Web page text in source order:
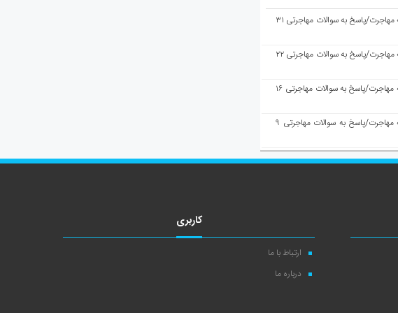
هفته‌نامه مهاجرت/پاسخ به سوالات مهاجرتی ۳۱
هفته‌نامه مهاجرت/پاسخ به سوالات مهاجرتی ۲۲
هفته‌نامه مهاجرت/پاسخ به سوالات مهاجرتی ۱۶
هفته‌نامه مهاجرت/پاسخ به سوالات مهاجرتی ۹
کاربری
ارتباط با ما
درباره ما